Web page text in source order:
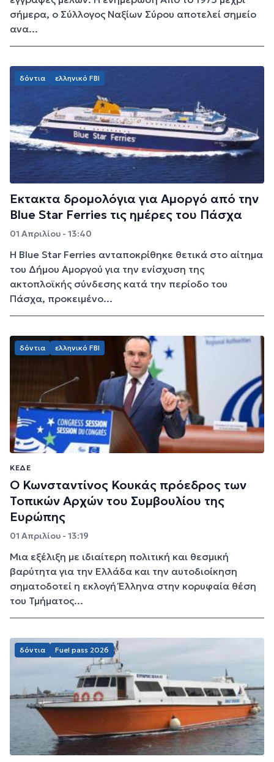
σήμερα, ο Σύλλογος Ναξίων Σύρου αποτελεί σημείο
ανα...
δόντια ελληνικό FBI
Έκτακτα δρομολόγια για Αμοργό από την
Blue Star Ferries τις ημέρες του Πάσχα
01 Απριλίου - 13:40
Η Blue Star Ferries ανταποκρίθηκε θετικά στο αίτημα
του Δήμου Αμοργού για την ενίσχυση της
ακτοπλοϊκής σύνδεσης κατά την περίοδο του
Πάσχα, προκειμένο...
δόντια ελληνικό FBI
ΚΕΔΕ
Ο Κωνσταντίνος Κουκάς πρόεδρος των
Τοπικών Αρχών του Συμβουλίου της
Ευρώπης
01 Απριλίου - 13:19
Μια εξέλιξη με ιδιαίτερη πολιτική και θεσμική
βαρύτητα για την Ελλάδα και την αυτοδιοίκηση
σηματοδοτεί η εκλογή Έλληνα στην κορυφαία θέση
του Τμήματος...
δόντια Fuel pass 2026